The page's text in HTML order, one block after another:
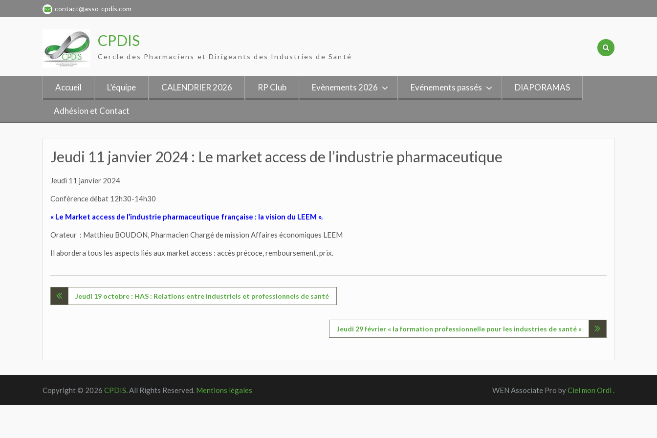
to
contact@asso-cpdis.com
CPDIS
Cercle des Pharmaciens et Dirigeants des Industries de Santé
Accueil L’équipe CALENDRIER 2026 RP Club Evènements 2026 Evénements passés DIAPORAMAS
Adhésion et Contact
Jeudi 11 janvier 2024 : Le market access de l’industrie pharmaceutique
Jeudi 11 janvier 2024
Conférence débat 12h30-14h30
« Le Market access de l’industrie pharmaceutique française : la vision du LEEM ».
Orateur : Matthieu BOUDON, Pharmacien Chargé de mission Affaires économiques LEEM
Il abordera tous les aspects liés aux market access : accès précoce, remboursement, prix.
Navigation
Jeudi 19 octobre : HAS : Relations entre industriels et professionnels de santé
Jeudi 29 février « la formation professionnelle pour les industries de santé »
Copyright © 2026 CPDIS . All Rights Reserved. Mentions légales WEN Associate Pro byCiel mon Ordi .